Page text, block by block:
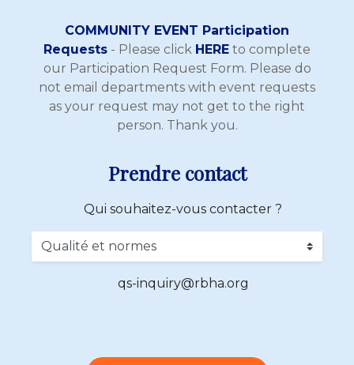
COMMUNITY EVENT Participation
Requests - Please click HERE to complete
our Participation Request Form. Please do
not email departments with event requests
as your request may not get to the right
person. Thank you.
Prendre contact
Qui souhaitez-vous contacter ?
qs-inquiry@rbha.org